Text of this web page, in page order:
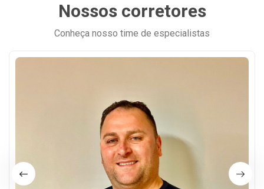
Nossos corretores
Conheça nosso time de especialistas